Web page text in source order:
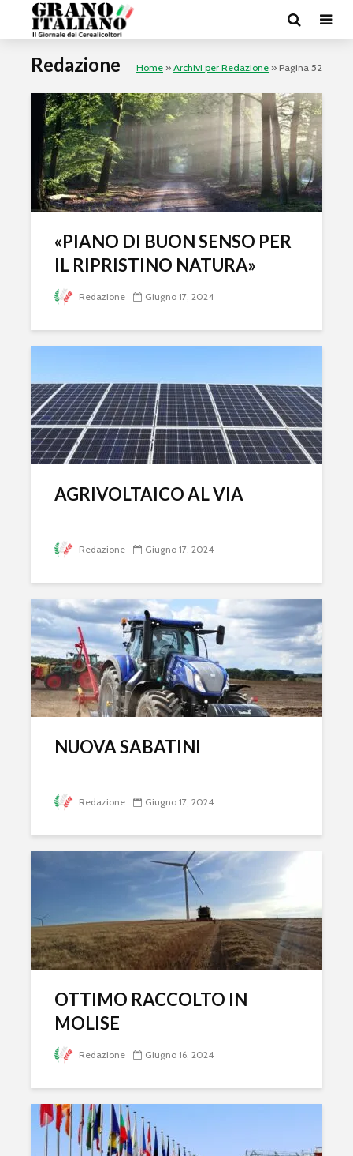
Redazione Home » Archivi per Redazione » Pagina 52
«PIANO DI BUON SENSO PER
IL RIPRISTINO NATURA»
Redazione Giugno 17, 2024
AGRIVOLTAICO AL VIA
Redazione Giugno 17, 2024
NUOVA SABATINI
Redazione Giugno 17, 2024
OTTIMO RACCOLTO IN
MOLISE
Redazione Giugno 16, 2024